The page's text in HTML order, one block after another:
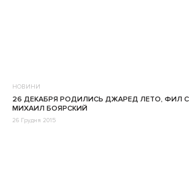
НОВИНИ
26 ДЕКАБРЯ РОДИЛИСЬ ДЖАРЕД ЛЕТО, ФИЛ
МИХАИЛ БОЯРСКИЙ
26 Грудня 2015